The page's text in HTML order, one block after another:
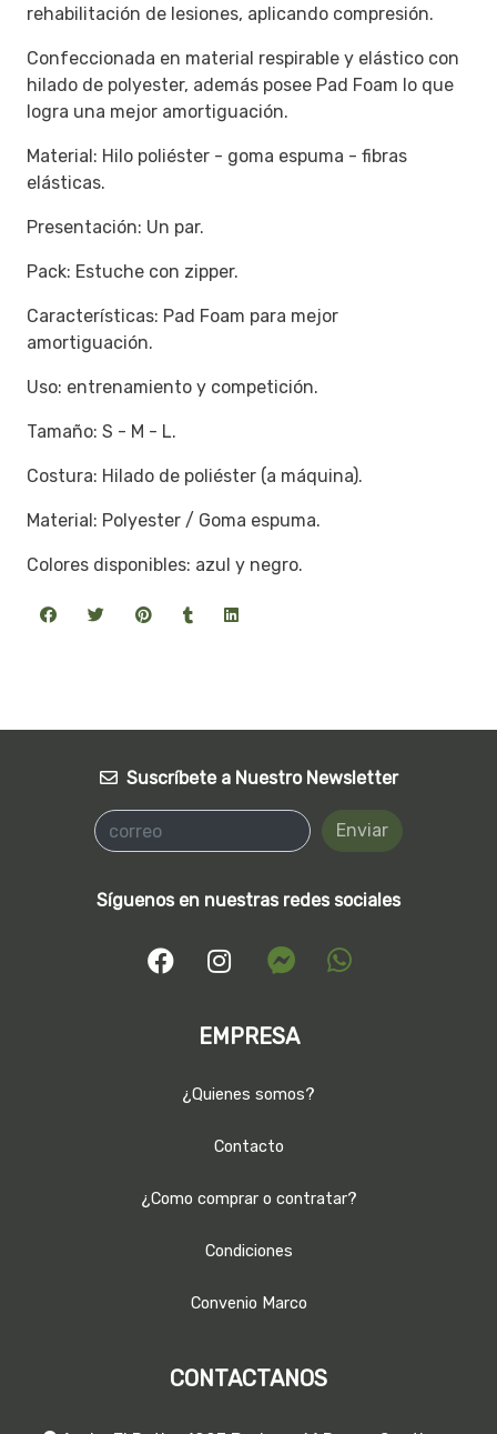
rehabilitación de lesiones, aplicando compresión.
Confeccionada en material respirable y elástico con
hilado de polyester, además posee Pad Foam lo que
logra una mejor amortiguación.
Material: Hilo poliéster - goma espuma - fibras
elásticas.
Presentación: Un par.
Pack: Estuche con zipper.
Características: Pad Foam para mejor
amortiguación.
Uso: entrenamiento y competición.
Tamaño: S - M - L.
Costura: Hilado de poliéster (a máquina).
Material: Polyester / Goma espuma.
Colores disponibles: azul y negro.
Suscríbete a Nuestro Newsletter
Enviar
Síguenos en nuestras redes sociales
EMPRESA
¿Quienes somos?
Contacto
¿Como comprar o contratar?
Condiciones
Convenio Marco
CONTACTANOS